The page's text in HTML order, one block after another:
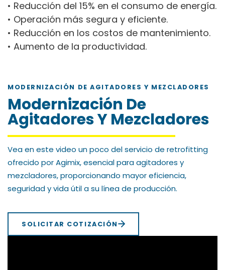
• Reducción del 15% en el consumo de energía.
• Operación más segura y eficiente.
• Reducción en los costos de mantenimiento.
• Aumento de la productividad.
MODERNIZACIÓN DE AGITADORES Y MEZCLADORES
Modernización De
Agitadores Y Mezcladores
Vea en este video un poco del servicio de retrofitting
ofrecido por Agimix, esencial para agitadores y
mezcladores, proporcionando mayor eficiencia,
seguridad y vida útil a su línea de producción.
SOLICITAR COTIZACIÓN